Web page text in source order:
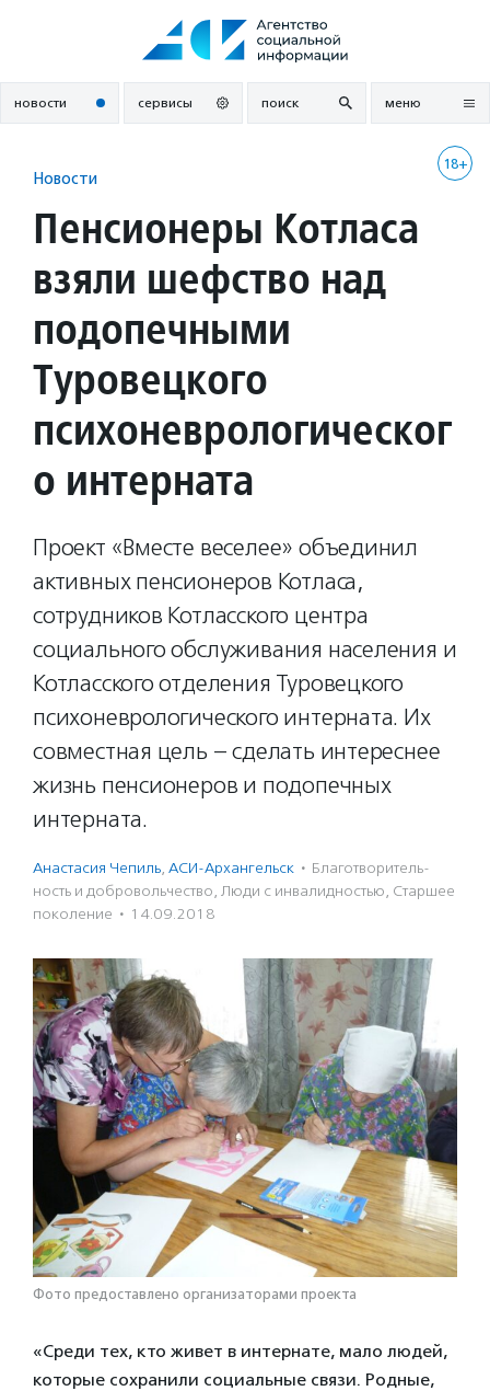
новости сервисы поиск меню
18+
Новости
Пенсионеры Котласа
взяли шефство над
подопечными
Туровецкого
психоневрологическог
о интерната
Проект «Вместе веселее» объединил
активных пенсионеров Котласа,
сотрудников Котласского центра
социального обслуживания населения и
Котласского отделения Туровецкого
психоневрологического интерната. Их
совместная цель – сделать интереснее
жизнь пенсионеров и подопечных
интерната.
Анастасия Чепиль, АСИ-Архангельск · Благотвори­тель­
ность и доброволь­чест­во, Люди с инвалидностью, Старшее
поколение · 14.09.2018
Фото предоставлено организаторами проекта
«Среди тех, кто живет в интернате, мало людей,
которые сохранили социальные связи. Родные,